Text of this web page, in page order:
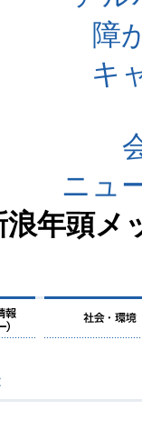
障
キ
ニュ
年頭メ